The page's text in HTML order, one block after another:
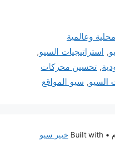
وعالمية
, استراتيجيات السيو,
, تحسين محركات
السيو, سيو المواقع
• Built with خبير سيو